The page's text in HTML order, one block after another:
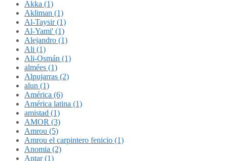
Akka (1)
Akliman (1)
Al-Taysir (1)
Al-Yami' (1)
Alejandro (1)
Ali (1)
Ali-Osmán (1)
almées (1)
Alpujarras (2)
alun (1)
América (6)
América latina (1)
amistad (1)
AMOR (3)
Amrou (5)
Amrou el carpintero fenicio (1)
Anomia (2)
Antar (1)